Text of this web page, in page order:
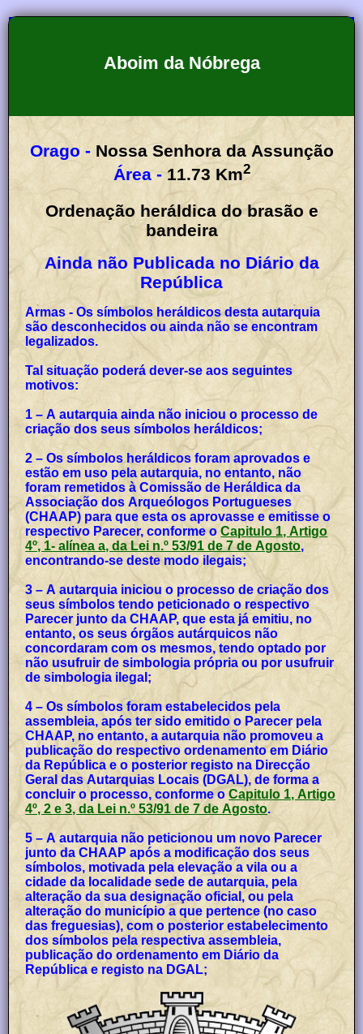
Aboim da Nóbrega
Orago - Nossa Senhora da Assunção
Área - 11.73 Km2
Ordenação heráldica do brasão e
bandeira
Ainda não Publicada no Diário da
República
Armas - Os símbolos heráldicos desta autarquia
são desconhecidos ou ainda não se encontram
legalizados.
Tal situação poderá dever-se aos seguintes
motivos:
1 – A autarquia ainda não iniciou o processo de
criação dos seus símbolos heráldicos;
2 – Os símbolos heráldicos foram aprovados e
estão em uso pela autarquia, no entanto, não
foram remetidos à Comissão de Heráldica da
Associação dos Arqueólogos Portugueses
(CHAAP) para que esta os aprovasse e emitisse o
respectivo Parecer, conforme oCapitulo 1, Artigo
4º, 1- alínea a, da Lei n.º 53/91 de 7 de Agosto,
encontrando-se deste modo ilegais;
3 – A autarquia iniciou o processo de criação dos
seus símbolos tendo peticionado o respectivo
Parecer junto da CHAAP, que esta já emitiu, no
entanto, os seus órgãos autárquicos não
concordaram com os mesmos, tendo optado por
não usufruir de simbologia própria ou por usufruir
de simbologia ilegal;
4 – Os símbolos foram estabelecidos pela
assembleia, após ter sido emitido o Parecer pela
CHAAP, no entanto, a autarquia não promoveu a
publicação do respectivo ordenamento em Diário
da República e o posterior registo na Direcção
Geral das Autarquias Locais (DGAL), de forma a
concluir o processo, conforme oCapitulo 1, Artigo
4º, 2 e 3, da Lei n.º 53/91 de 7 de Agosto.
5 – A autarquia não peticionou um novo Parecer
junto da CHAAP após a modificação dos seus
símbolos, motivada pela elevação a vila ou a
cidade da localidade sede de autarquia, pela
alteração da sua designação oficial, ou pela
alteração do município a que pertence (no caso
das freguesias), com o posterior estabelecimento
dos símbolos pela respectiva assembleia,
publicação do ordenamento em Diário da
República e registo na DGAL;